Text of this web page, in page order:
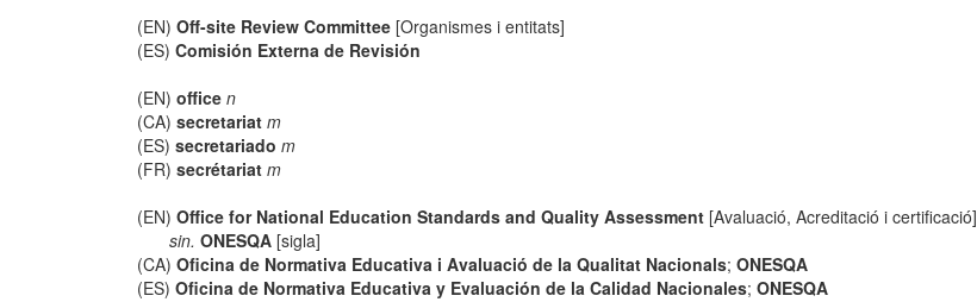
(EN)Off-site Review Committee [Organismes i entitats]
(ES)Comisión Externa de Revisión
(EN)office n
(CA)secretariat m
(ES)secretariado m
(FR)secrétariat m
(EN)Office for National Education Standards and Quality Assessment [Avaluació, Acreditació i certificació]
sin. ONESQA[sigla]
(CA)Oficina de Normativa Educativa i Avaluació de la Qualitat Nacionals;ONESQA
(ES)Oficina de Normativa Educativa y Evaluación de la Calidad Nacionales;ONESQA